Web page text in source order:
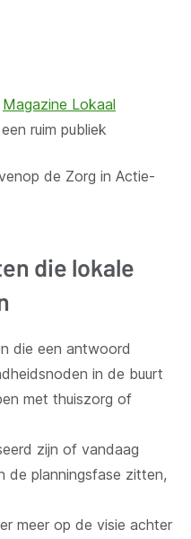
Magazine Lokaal
ruim publiek
de Zorg in Actie-
die lokale
die een antwoord
in de buurt
met thuiszorg of
zijn of vandaag
de planningsfase zitten,
meer op de visie achter